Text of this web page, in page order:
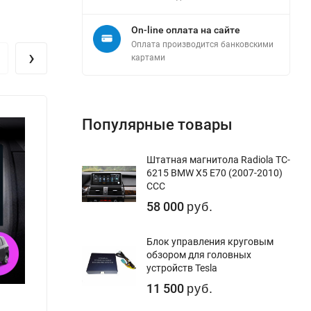
›
On-line оплата на сайте
Оплата производится банковскими
картами
Популярные товары
Штатная магнитола Radiola TC-
6215 BMW X5 E70 (2007-2010)
CCC
58 000 руб.
Блок управления круговым
обзором для головных
устройств Tesla
11 500 руб.